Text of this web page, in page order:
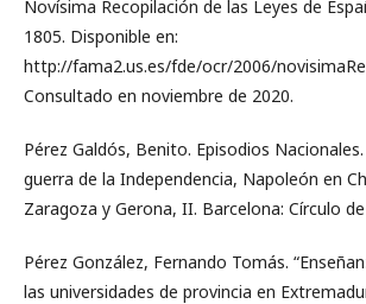
Novísima Recopilación de las Leyes de
1805. Disponible en:
http://fama2.us.es/fde/ocr/2006/
Consultado en noviembre de 2020.
Pérez Galdós, Benito. Episodios
guerra de la Independencia, Napoleón en
Zaragoza y Gerona, II. Barcelona: Círculo
Pérez González, Fernando Tomás.
las universidades de provincia en